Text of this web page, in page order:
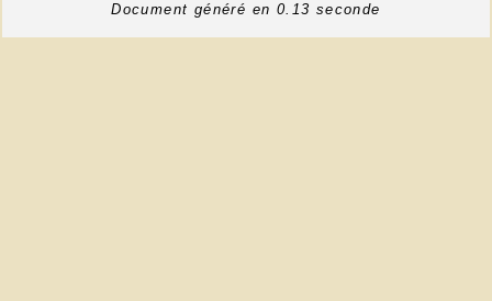
Document généré en 0.13 seconde